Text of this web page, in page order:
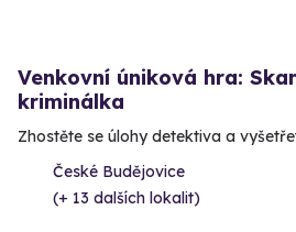
Venkovní úniková hra:
kriminálka
Zhostěte se úlohy detektiva a
České Budějovice
(+ 13 dalších lokalit)